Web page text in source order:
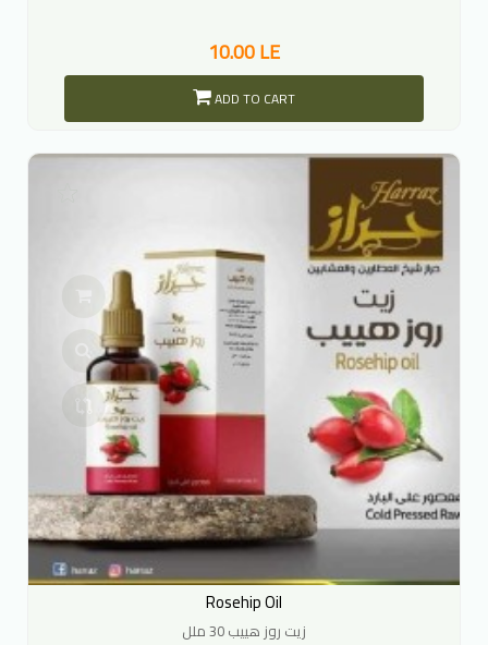
10.00 LE
ADD TO CART
Rosehip Oil
زيت روز هييب 30 ملل